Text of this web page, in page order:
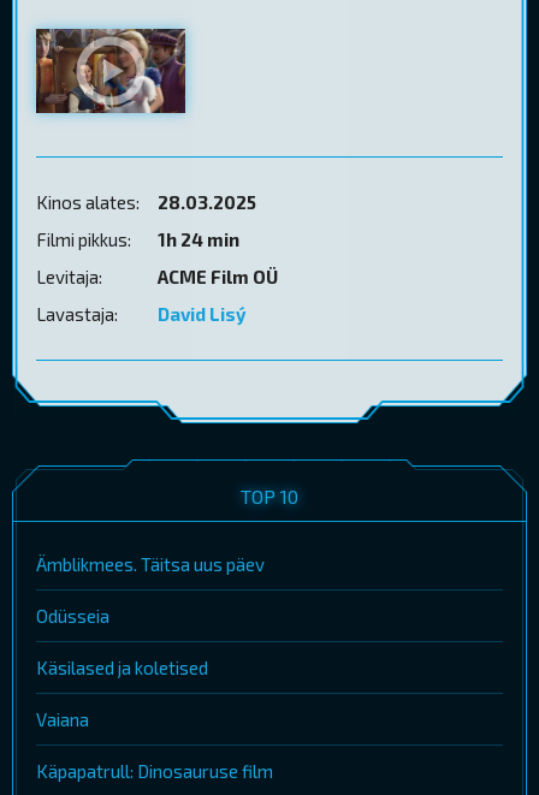
Kinos alates:
28.03.2025
Filmi pikkus:
1h 24 min
Levitaja:
ACME Film OÜ
Lavastaja:
David Lisý
TOP 10
Ämblikmees. Täitsa uus päev
Odüsseia
Käsilased ja koletised
Vaiana
Käpapatrull: Dinosauruse film